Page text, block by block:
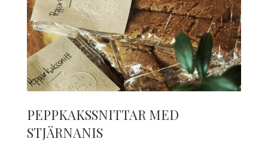
PEPPKAKSSNITTAR MED
STJÄRNANIS